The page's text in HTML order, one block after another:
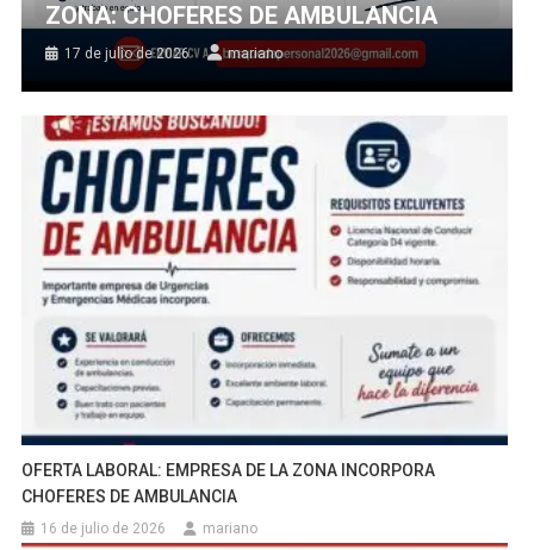
ZONA: CHOFERES DE AMBULANCIA
17 de julio de 2026 mariano
OFERTA LABORAL: EMPRESA DE LA ZONA INCORPORA
CHOFERES DE AMBULANCIA
16 de julio de 2026 mariano